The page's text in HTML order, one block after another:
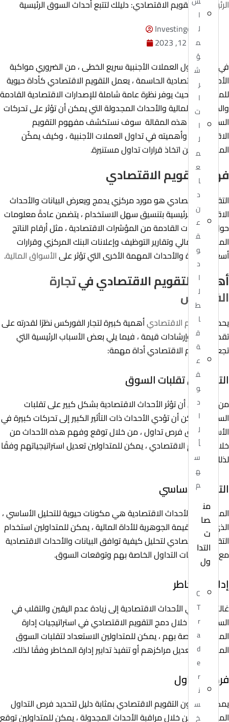
ا
ل
م
ؤ
ش
ر
ا
ت
ا
ل
م
ع
ا
د
ن
ع
ق
و
د
ا
ل
ط
ا
ق
ة
ع
ق
و
د
ا
ل
أ
س
ه
م
من
صا
ت
التدا
ول
C
T
r
a
d
e
r
ن
س
خ
الرئيسية »التقويم الاقتصادي: دليلك لتتبع أحداث السوق الرئيسية
Investingor Admin
أغسطس 12, 2023
في عالم تداول العملات الأجنبية سريع الخطى ، من الضروري مواكبة
الأحداث الاقتصادية الحاسمة ، يعمل التقويم الاقتصادي كأداة حيوية
للمتداولين ، حيث يوفر نظرة عامة شاملة للإصدارات الاقتصادية القادمة
والمؤشرات المالية والأحداث المجدولة التي يمكن أن تؤثر على تحركات
السوق ، في هذه المقالة سوف نستكشف مفهوم التقويم
الاقتصادي ، وأهميته في تداول العملات الأجنبية ، وكيف يمكّن
المتداولين من اتخاذ قرارات تداول مستنيرة.
فهم التقويم الاقتصادي
التقويم الاقتصادي هو مورد مركزي يدمج ويعرض البيانات والأحداث
الاقتصادية الرئيسية بتنسيق سهل الاستخدام ، يتضمن عادةً معلومات
حول الإصدارات القادمة من المؤشرات الاقتصادية ، مثل أرقام الناتج
المحلي الإجمالي وتقارير التوظيف وإعلانات البنك المركزي وقرارات
أسعار الفائدة والأحداث المهمة الأخرى التي تؤثر علىالأسواق المالية.
أهمية التقويم الاقتصادي فيتجارة
الفوركس
يحمل التقويم الاقتصاديأهمية كبيرة لتجار الفوركس نظرًا لقدرته على
تقديم رؤى وإرشادات قيمة ، فيما يلي بعض الأسباب الرئيسية التي
تجعل التقويم الاقتصادي أداة مهمة:
التأثير على تقلبات السوق
من المحتمل أن تؤثر الأحداث الاقتصادية بشكل كبير على تقلبات
السوق ، يمكن أن تؤدي الأحداث ذات التأثير الكبير إلى تحركات كبيرة في
الأسعار وخلق فرص تداول ، من خلال توقع وفهم هذه الأحداث من
خلال التقويم الاقتصادي ، يمكن للمتداولين تعديل استراتيجياتهم وفقًا
لذلك.
التحليل الأساسي
المؤشرات والأحداث الاقتصادية هي مكونات حيوية للتحليل الأساسي ،
الذي يقيم القيمة الجوهرية للأداة المالية ، يمكن للمتداولين استخدام
التقويم الاقتصادي لتحليل كيفية توافق البيانات والأحداث الاقتصادية
مع استراتيجيات التداول الخاصة بهم وتوقعات السوق.
إدارة المخاطر
غالبًا ما تؤدي الأحداث الاقتصادية إلى زيادة عدم اليقين والتقلب في
السوق ، من خلال دمج التقويم الاقتصادي في استراتيجيات إدارة
المخاطر الخاصة بهم ، يمكن للمتداولين الاستعداد لتقلبات السوق
المحتملة وتعديل مراكزهم أو تنفيذ تدابير إدارة المخاطر وفقًا لذلك.
فرص التداول
يمكن أن يكون التقويم الاقتصادي بمثابة دليل لتحديد فرص التداول
المحتملة ، من خلال مراقبة الأحداث المجدولة ، يمكن للمتداولين توقع